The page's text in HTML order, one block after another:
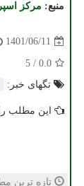
منبع: مركز
1401/06/11
0.0
/
5
تگهای خبر:
این مطلب
تازه ترین